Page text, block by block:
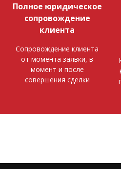
Полное юридическое
сопровождение
клиента
Сопровождение клиента
от момента заявки, в
момент и после
совершения сделки